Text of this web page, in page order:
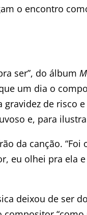
o encontro
ser”, do álbum
um dia o
de risco
e, para
da canção.
eu olhei pra ela
deixou de ser